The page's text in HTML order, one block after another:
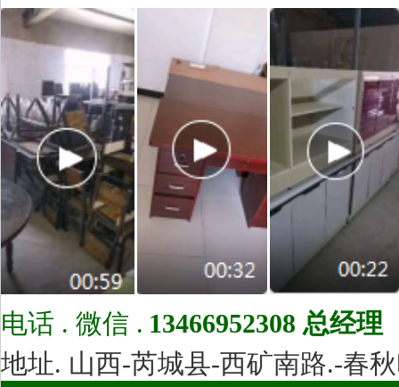
电话 . 微信 . 13466952308 总经理
地址. 山西-芮城县-西矿南路.-春